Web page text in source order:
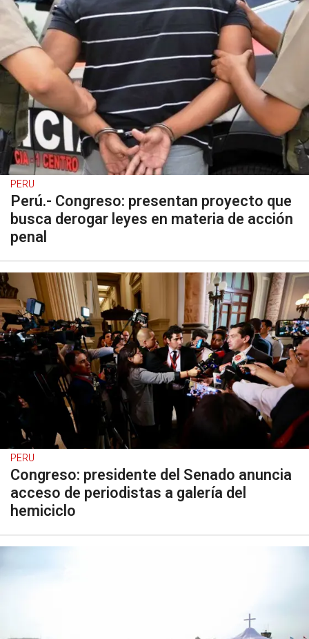
PERU
Perú.- Congreso: presentan proyecto que
busca derogar leyes en materia de acción
penal
PERU
Congreso: presidente del Senado anuncia
acceso de periodistas a galería del
hemiciclo